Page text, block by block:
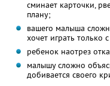
сминает карточки,
плану;
вашего малыша
хочет играть только
ребенок наотрез
малышу сложно
добивается своего